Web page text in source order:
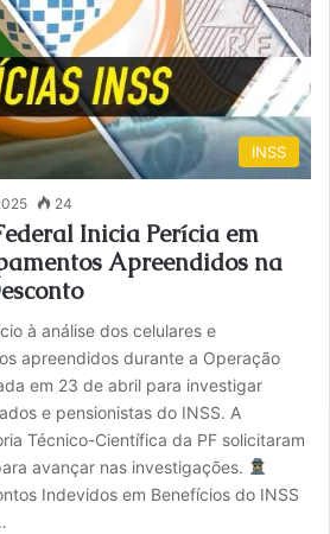
INSS
24
Inicia Perícia em
Apreendidos na
à análise dos celulares e
apreendidos durante a Operação
em 23 de abril para investigar
e pensionistas do INSS. A
Técnico-Científica da PF solicitaram
avançar nas investigações.
Indevidos em Benefícios do INSS